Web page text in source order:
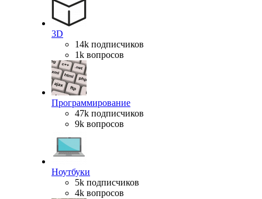
3D
14k подписчиков
1k вопросов
Программирование
47k подписчиков
9k вопросов
Ноутбуки
5k подписчиков
4k вопросов